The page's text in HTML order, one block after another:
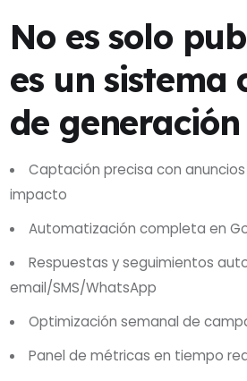
No es solo
es un sistema
de
Captación precisa con
impacto
Automatización completa en
Respuestas y seguimientos
email/SMS/WhatsApp
Optimización semanal de
Panel de métricas en tiempo